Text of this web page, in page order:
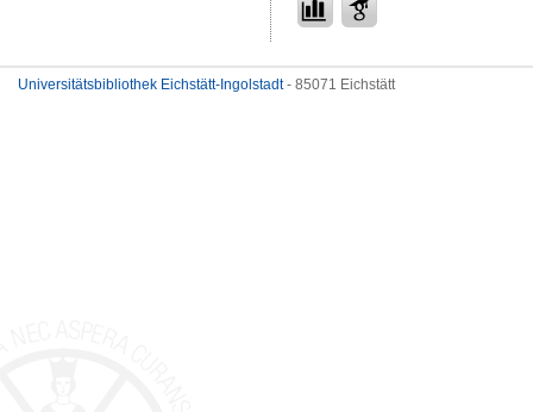
Universitätsbibliothek Eichstätt-Ingolstadt- 85071 Eichstätt